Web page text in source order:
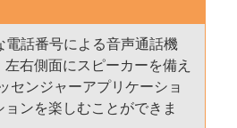
話番号による音声通話機
右側面にスピーカーを備え
センジャーアプリケーショ
ンを楽しむことができま